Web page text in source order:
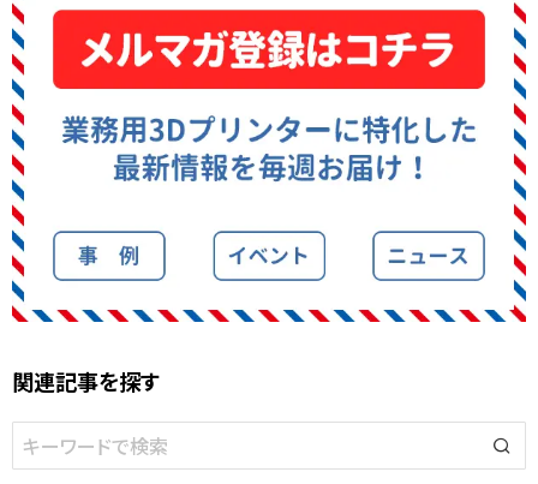
関連記事を探す